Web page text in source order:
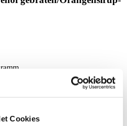
Cookies
Kürbis in kleine Würfeln